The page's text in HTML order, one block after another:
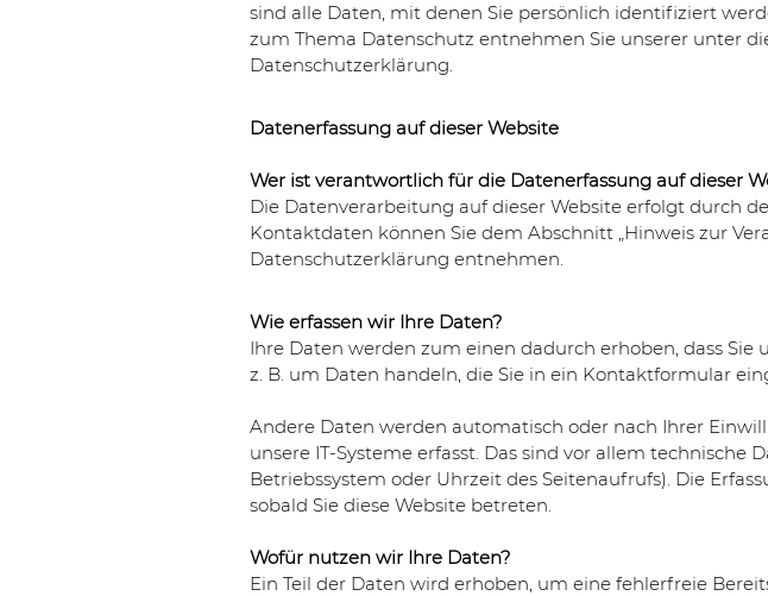
sind alle Daten, mit denen Sie persönlich identifiziert
zum Thema Datenschutz entnehmen Sie unserer unter
Datenschutzerklärung.
Datenerfassung auf dieser Website
Wer ist verantwortlich für die Datenerfassung auf dieser
Die Datenverarbeitung auf dieser Website erfolgt durch
Kontaktdaten können Sie dem Abschnitt „Hinweis zur
Datenschutzerklärung entnehmen.
Wie erfassen wir Ihre Daten?
Ihre Daten werden zum einen dadurch erhoben, dass Sie
z. B. um Daten handeln, die Sie in ein Kontaktformular
Andere Daten werden automatisch oder nach Ihrer
unsere IT-Systeme erfasst. Das sind vor allem technische
Betriebssystem oder Uhrzeit des Seitenaufrufs). Die
sobald Sie diese Website betreten.
Wofür nutzen wir Ihre Daten?
Ein Teil der Daten wird erhoben, um eine fehlerfreie